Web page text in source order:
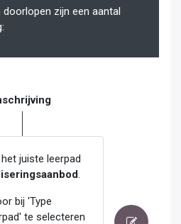
zijn een aantal
juiste leerpad
bij 'Type
te selecteren